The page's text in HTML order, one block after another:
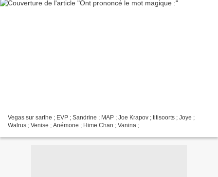
Vegas sur sarthe ; EVP ; Sandrine ; MAP ; Joe Krapov ; titisoorts ; Joye ;
Walrus ; Venise ; Anémone ; Hime Chan ; Vanina ;